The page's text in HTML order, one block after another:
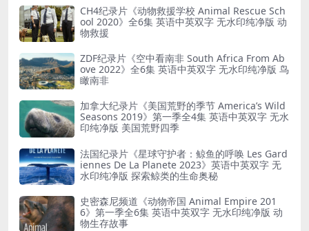
CH4纪录片《动物救援学校 Animal Rescue Sch
ool 2020》全6集 英语中英双字 无水印纯净版 动
物救援
ZDF纪录片《空中看南非 South Africa From Ab
ove 2022》全6集 英语中英双字 无水印纯净版 鸟
瞰南非
加拿大纪录片《美国荒野的季节 America’s Wild
Seasons 2019》第一季全4集 英语中英双字 无水
印纯净版 美国荒野四季
法国纪录片《星球守护者：鲸鱼的呼唤 Les Gard
iennes De La Planete 2023》英语中英双字 无
水印纯净版 探索鲸类的生命奥秘
史密森尼频道《动物帝国 Animal Empire 201
6》第一季全6集 英语中英双字 无水印纯净版 动
物生存故事